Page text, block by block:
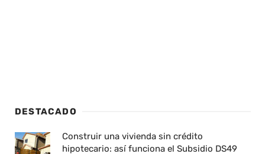
DESTACADO
Construir una vivienda sin crédito
hipotecario: así funciona el Subsidio DS49